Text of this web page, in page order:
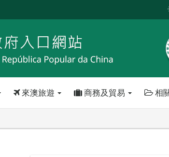
來澳旅遊 商務及貿易 相